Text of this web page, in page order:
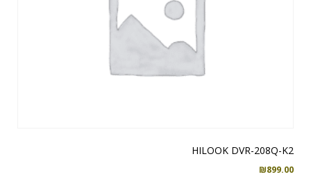
HILOOK DVR-208Q-K2
₪899.00